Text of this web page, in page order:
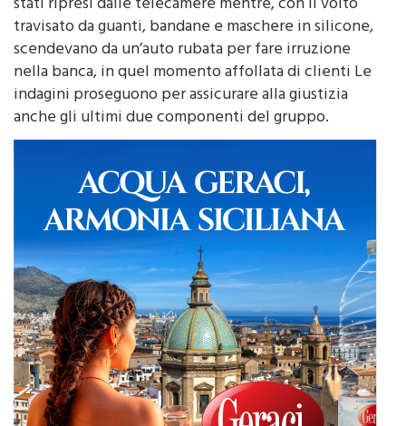
rapinatori ancora ricercati. Anche loro sarebbero
stati ripresi dalle telecamere mentre, con il volto
travisato da guanti, bandane e maschere in silicone,
scendevano da un’auto rubata per fare irruzione
nella banca, in quel momento affollata di clienti Le
indagini proseguono per assicurare alla giustizia
anche gli ultimi due componenti del gruppo.